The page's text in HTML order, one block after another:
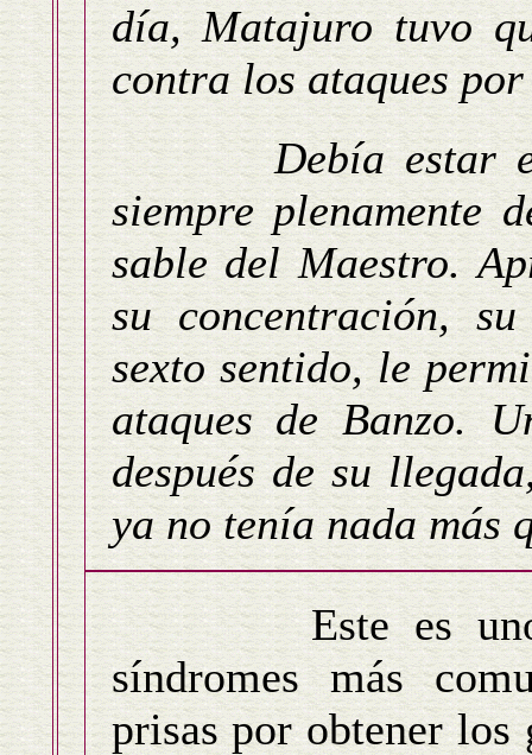
día, Matajuro tuvo
contra los ataques
Debía estar
siempre plenamente
sable del Maestro.
su concentración,
sexto sentido, le
ataques de Banzo.
después de su
ya no tenía nada más
Este es uno
síndromes más
prisas por obtener los